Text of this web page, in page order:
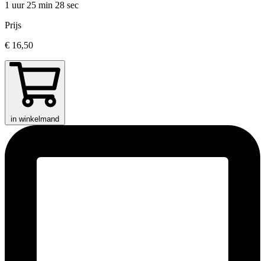
1 uur 25 min 28 sec
Prijs
€ 16,50
in winkelmand